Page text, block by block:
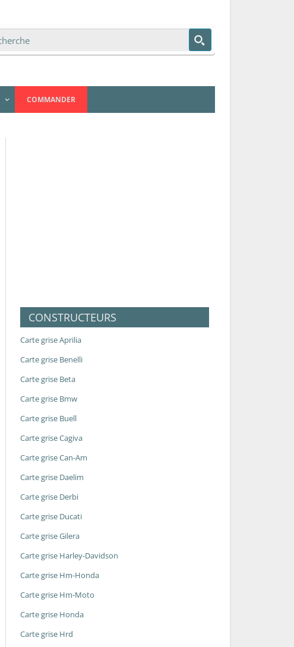
COMMANDER
CONSTRUCTEURS
Carte grise Aprilia
Carte grise Benelli
Carte grise Beta
Carte grise Bmw
Carte grise Buell
Carte grise Cagiva
Carte grise Can-Am
Carte grise Daelim
Carte grise Derbi
Carte grise Ducati
Carte grise Gilera
Carte grise Harley-Davidson
Carte grise Hm-Honda
Carte grise Hm-Moto
Carte grise Honda
Carte grise Hrd